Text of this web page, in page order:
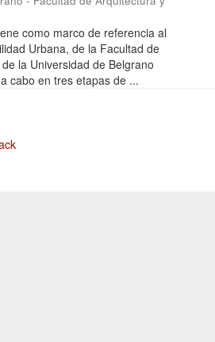
como marco de referencia al
Urbana, de la Facultad de
la Universidad de Belgrano
cabo en tres etapas de ...